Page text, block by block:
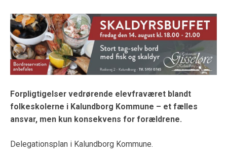
Forpligtigelser vedrørende elevfraværet blandt
folkeskolerne i Kalundborg Kommune – et fælles
ansvar, men kun konsekvens for forældrene.
Delegationsplan i Kalundborg Kommune.